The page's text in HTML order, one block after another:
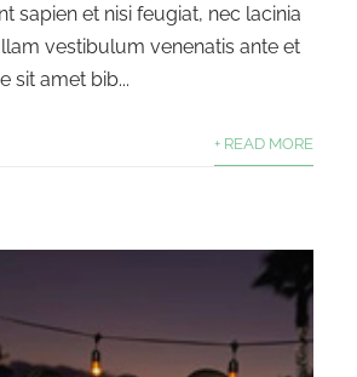
sapien et nisi feugiat, nec lacinia
vestibulum venenatis ante et
sit amet bib...
+ READ MORE